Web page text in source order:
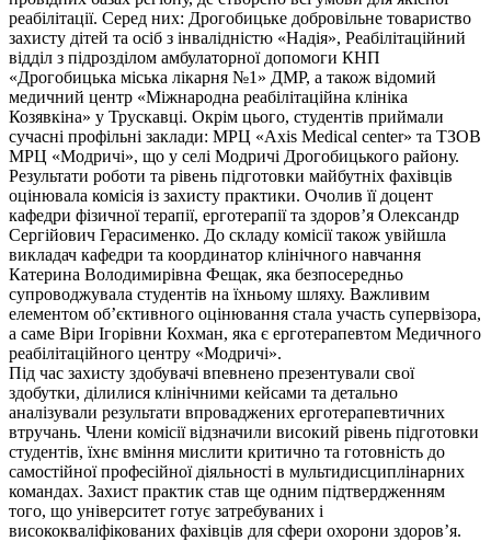
реабілітації. Серед них: Дрогобицьке добровільне товариство
захисту дітей та осіб з інвалідністю «Надія», Реабілітаційний
відділ з підрозділом амбулаторної допомоги КНП
«Дрогобицька міська лікарня №1» ДМР, а також відомий
медичний центр «Міжнародна реабілітаційна клініка
Козявкіна» у Трускавці. Окрім цього, студентів приймали
сучасні профільні заклади: МРЦ «Axis Medical center» та ТЗОВ
МРЦ «Модричі», що у селі Модричі Дрогобицького району.
Результати роботи та рівень підготовки майбутніх фахівців
оцінювала комісія із захисту практики. Очолив її доцент
кафедри фізичної терапії, ерготерапії та здоров’я Олександр
Сергійович Герасименко. До складу комісії також увійшла
викладач кафедри та координатор клінічного навчання
Катерина Володимирівна Фещак, яка безпосередньо
супроводжувала студентів на їхньому шляху. Важливим
елементом об’єктивного оцінювання стала участь супервізора,
а саме Віри Ігорівни Кохман, яка є ерготерапевтом Медичного
реабілітаційного центру «Модричі».
Під час захисту здобувачі впевнено презентували свої
здобутки, ділилися клінічними кейсами та детально
аналізували результати впроваджених ерготерапевтичних
втручань. Члени комісії відзначили високий рівень підготовки
студентів, їхнє вміння мислити критично та готовність до
самостійної професійної діяльності в мультидисциплінарних
командах. Захист практик став ще одним підтвердженням
того, що університет готує затребуваних і
висококваліфікованих фахівців для сфери охорони здоров’я.